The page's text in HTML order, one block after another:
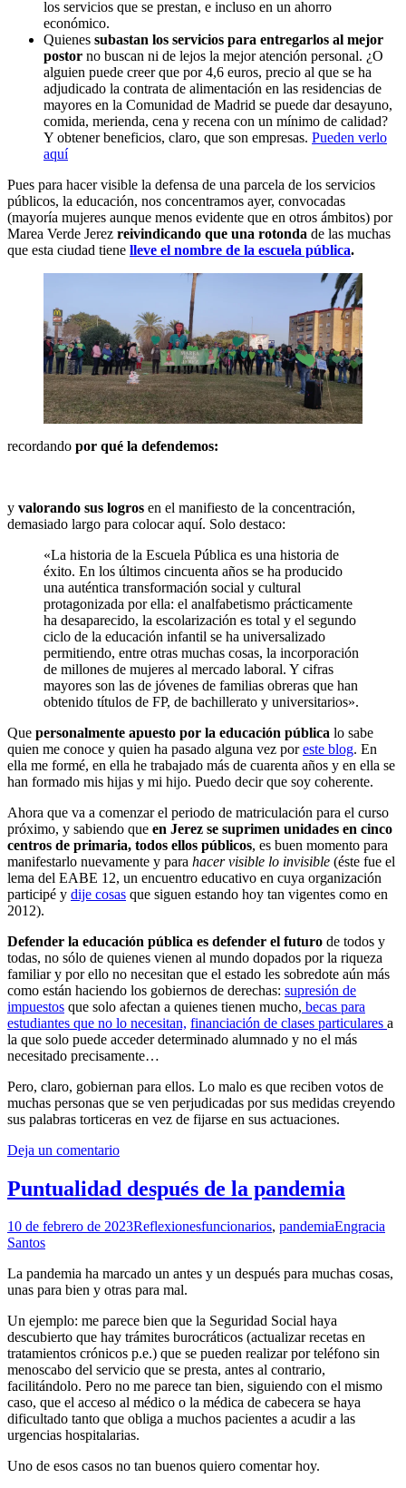
los servicios que se prestan, e incluso en un ahorro
económico.
Quienes subastan los servicios para entregarlos al mejor
postor no buscan ni de lejos la mejor atención personal. ¿O
alguien puede creer que por 4,6 euros, precio al que se ha
adjudicado la contrata de alimentación en las residencias de
mayores en la Comunidad de Madrid se puede dar desayuno,
comida, merienda, cena y recena con un mínimo de calidad?
Y obtener beneficios, claro, que son empresas. Pueden verlo
aquí
Pues para hacer visible la defensa de una parcela de los servicios
públicos, la educación, nos concentramos ayer, convocadas
(mayoría mujeres aunque menos evidente que en otros ámbitos) por
Marea Verde Jerez reivindicando que una rotonda de las muchas
que esta ciudad tiene lleve el nombre de la escuela pública.
recordando por qué la defendemos:
y valorando sus logros en el manifiesto de la concentración,
demasiado largo para colocar aquí. Solo destaco:
«La historia de la Escuela Pública es una historia de
éxito. En los últimos cincuenta años se ha producido
una auténtica transformación social y cultural
protagonizada por ella: el analfabetismo prácticamente
ha desaparecido, la escolarización es total y el segundo
ciclo de la educación infantil se ha universalizado
permitiendo, entre otras muchas cosas, la incorporación
de millones de mujeres al mercado laboral. Y cifras
mayores son las de jóvenes de familias obreras que han
obtenido títulos de FP, de bachillerato y universitarios».
Que personalmente apuesto por la educación pública lo sabe
quien me conoce y quien ha pasado alguna vez poreste blog. En
ella me formé, en ella he trabajado más de cuarenta años y en ella se
han formado mis hijas y mi hijo. Puedo decir que soy coherente.
Ahora que va a comenzar el periodo de matriculación para el curso
próximo, y sabiendo que en Jerez se suprimen unidades en cinco
centros de primaria, todos ellos públicos, es buen momento para
manifestarlo nuevamente y para hacer visible lo invisible (éste fue el
lema del EABE 12, un encuentro educativo en cuya organización
participé y dije cosas que siguen estando hoy tan vigentes como en
2012).
Defender la educación pública es defender el futuro de todos y
todas, no sólo de quienes vienen al mundo dopados por la riqueza
familiar y por ello no necesitan que el estado les sobredote aún más
como están haciendo los gobiernos de derechas: supresión de
impuestos que solo afectan a quienes tienen mucho, becas para
estudiantes que no lo necesitan, financiación de clases particulares a
la que solo puede acceder determinado alumnado y no el más
necesitado precisamente…
Pero, claro, gobiernan para ellos. Lo malo es que reciben votos de
muchas personas que se ven perjudicadas por sus medidas creyendo
sus palabras torticeras en vez de fijarse en sus actuaciones.
Deja un comentario
Puntualidad después de la pandemia
10 de febrero de 2023Reflexionesfuncionarios, pandemiaEngracia
Santos
La pandemia ha marcado un antes y un después para muchas cosas,
unas para bien y otras para mal.
Un ejemplo: me parece bien que la Seguridad Social haya
descubierto que hay trámites burocráticos (actualizar recetas en
tratamientos crónicos p.e.) que se pueden realizar por teléfono sin
menoscabo del servicio que se presta, antes al contrario,
facilitándolo. Pero no me parece tan bien, siguiendo con el mismo
caso, que el acceso al médico o la médica de cabecera se haya
dificultado tanto que obliga a muchos pacientes a acudir a las
urgencias hospitalarias.
Uno de esos casos no tan buenos quiero comentar hoy.